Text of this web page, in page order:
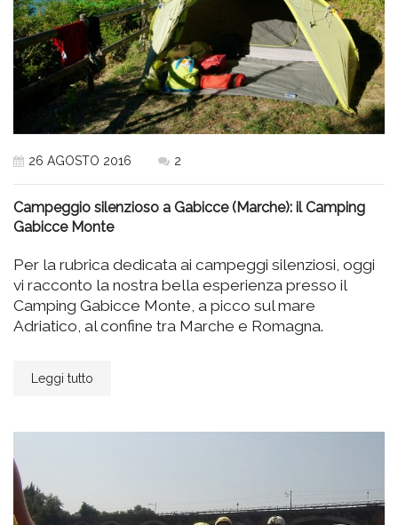
26 AGOSTO 2016 2
Campeggio silenzioso a Gabicce (Marche): il Camping
Gabicce Monte
Per la rubrica dedicata ai campeggi silenziosi, oggi
vi racconto la nostra bella esperienza presso il
Camping Gabicce Monte, a picco sul mare
Adriatico, al confine tra Marche e Romagna.
Leggi tutto